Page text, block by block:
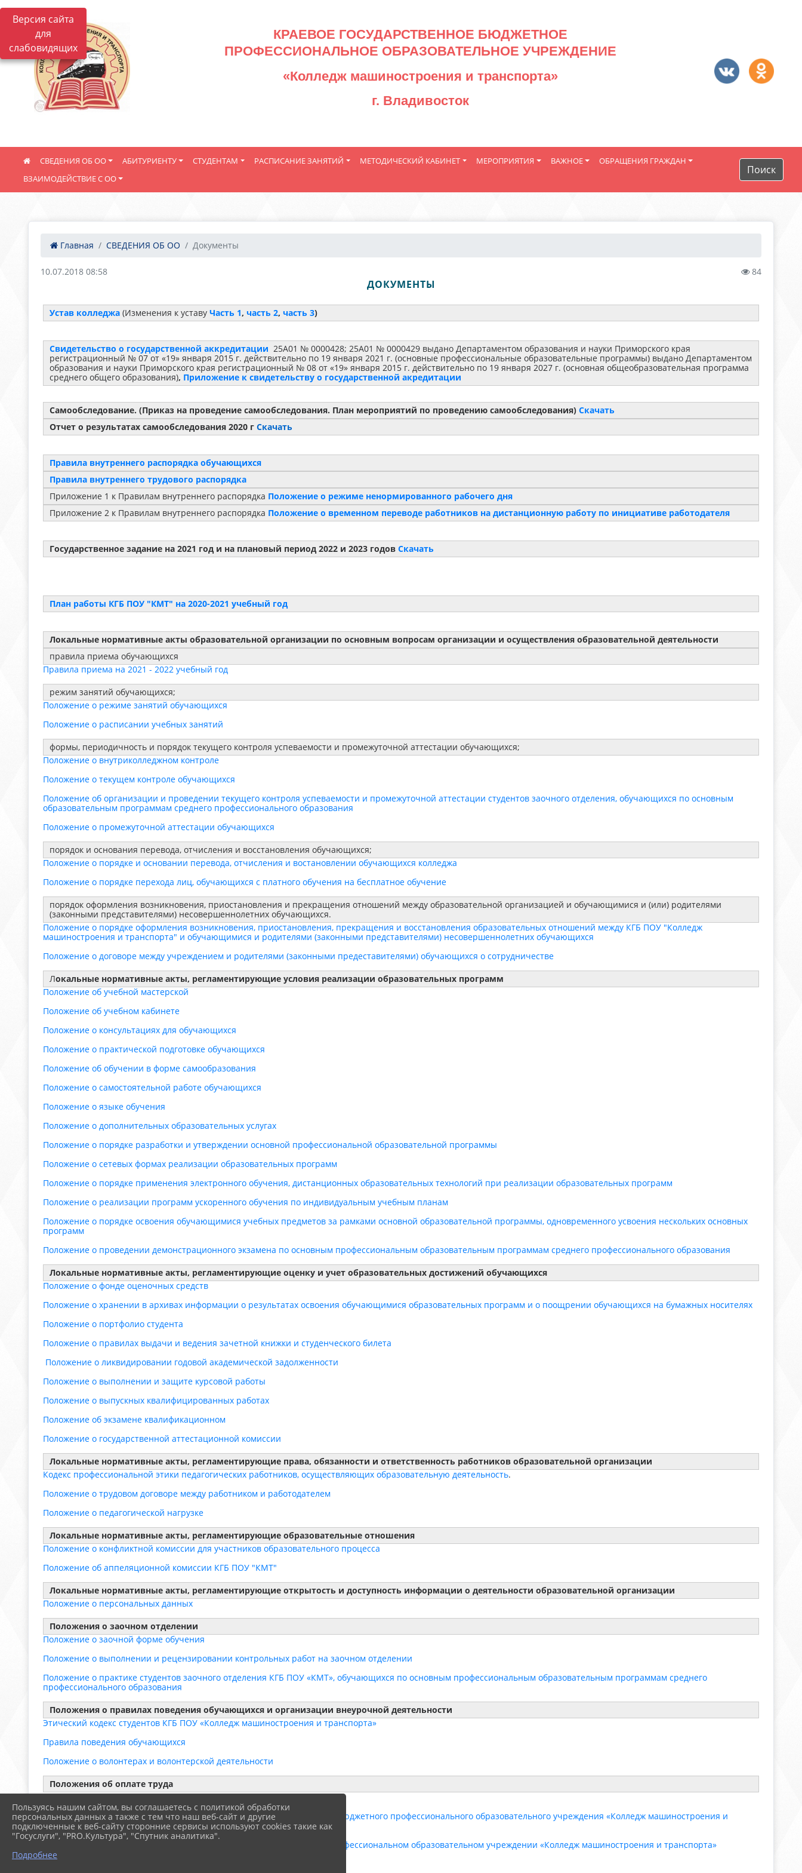
Версия сайта
для
слабовидящих
КРАЕВОЕ ГОСУДАРСТВЕННОЕ БЮДЖЕТНОЕ
ПРОФЕССИОНАЛЬНОЕ ОБРАЗОВАТЕЛЬНОЕ УЧРЕЖДЕНИЕ
«Колледж машиностроения и транспорта»
г. Владивосток
СВЕДЕНИЯ ОБ ОО АБИТУРИЕНТУ СТУДЕНТАМ РАСПИСАНИЕ ЗАНЯТИЙ МЕТОДИЧЕСКИЙ КАБИНЕТ МЕРОПРИЯТИЯ ВАЖНОЕ
ОБРАЩЕНИЯ ГРАЖДАН
ВЗАИМОДЕЙСТВИЕ С ОО
Поиск
Главная СВЕДЕНИЯ ОБ ОО Документы
10.07.2018 08:58 84
ДОКУМЕНТЫ
Устав колледжа (Изменения к уставу Часть 1, часть 2, часть 3)
Свидетельство о государственной аккредитации 25А01 № 0000428; 25А01 № 0000429 выдано Департаментом образования и науки Приморского края
регистрационный № 07 от «19» января 2015 г. действительно по 19 января 2021 г. (основные профессиональные образовательные программы) выдано Департаментом
образования и науки Приморского края регистрационный № 08 от «19» января 2015 г. действительно по 19 января 2027 г. (основная общеобразовательная программа
среднего общего образования), Приложение к свидетельству о государственной акредитации
Самообследование. (Приказ на проведение самообследования. План мероприятий по проведению самообследования) Скачать
Отчет о результатах самообследования 2020 г Скачать
Правила внутреннего распорядка обучающихся
Правила внутреннего трудового распорядка
Приложение 1 к Правилам внутреннего распорядка Положение о режиме ненормированного рабочего дня
Приложение 2 к Правилам внутреннего распорядка Положение о временном переводе работников на дистанционную работу по инициативе работодателя
Государственное задание на 2021 год и на плановый период 2022 и 2023 годов Скачать
План работы КГБ ПОУ "КМТ" на 2020-2021 учебный год
Локальные нормативные акты образовательной организации по основным вопросам организации и осуществления образовательной деятельности
правила приема обучающихся
Правила приема на 2021 - 2022 учебный год
режим занятий обучающихся;
Положение о режиме занятий обучающихся
Положение о расписании учебных занятий
формы, периодичность и порядок текущего контроля успеваемости и промежуточной аттестации обучающихся;
Положение о внутриколледжном контроле
Положение о текущем контроле обучающихся
Положение об организации и проведении текущего контроля успеваемости и промежуточной аттестации студентов заочного отделения, обучающихся по основным
образовательным программам среднего профессионального образования
Положение о промежуточной аттестации обучающихся
порядок и основания перевода, отчисления и восстановления обучающихся;
Положение о порядке и основании перевода, отчисления и востановлении обучающихся колледжа
Положение о порядке перехода лиц, обучающихся с платного обучения на бесплатное обучение
порядок оформления возникновения, приостановления и прекращения отношений между образовательной организацией и обучающимися и (или) родителями
(законными представителями) несовершеннолетних обучающихся.
Положение о порядке оформления возникновения, приостановления, прекращения и восстановления образовательных отношений между КГБ ПОУ "Колледж
машиностроения и транспорта" и обучающимися и родителями (законными представителями) несовершеннолетних обучающихся
Положение о договоре между учреждением и родителями (законными предеставителями) обучающихся о сотрудничестве
Локальные нормативные акты, регламентирующие условия реализации образовательных программ
Положение об учебной мастерской
Положение об учебном кабинете
Положение о консультациях для обучающихся
Положение о практической подготовке обучающихся
Положение об обучении в форме самообразования
Положение о самостоятельной работе обучающихся
Положение о языке обучения
Положение о дополнительных образовательных услугах
Положение о порядке разработки и утверждении основной профессиональной образовательной программы
Положение о сетевых формах реализации образовательных программ
Положение о порядке применения электронного обучения, дистанционных образовательных технологий при реализации образовательных программ
Положение о реализации программ ускоренного обучения по индивидуальным учебным планам
Положение о порядке освоения обучающимися учебных предметов за рамками основной образовательной программы, одновременного усвоения нескольких основных
программ
Положение о проведении демонстрационного экзамена по основным профессиональным образовательным программам среднего профессионального образования
Локальные нормативные акты, регламентирующие оценку и учет образовательных достижений обучающихся
Положение о фонде оценочных средств
Положение о хранении в архивах информации о результатах освоения обучающимися образовательных программ и о поощрении обучающихся на бумажных носителях
Положение о портфолио студента
Положение о правилах выдачи и ведения зачетной книжки и студенческого билета
Положение о ликвидировании годовой академической задолженности
Положение о выполнении и защите курсовой работы
Положение о выпускных квалифицированных работах
Положение об экзамене квалификационном
Положение о государственной аттестационной комиссии
Локальные нормативные акты, регламентирующие права, обязанности и ответственность работников образовательной организации
Кодекс профессиональной этики педагогических работников, осуществляющих образовательную деятельность.
Положение о трудовом договоре между работником и работодателем
Положение о педагогической нагрузке
Локальные нормативные акты, регламентирующие образовательные отношения
Положение о конфликтной комиссии для участников образовательного процесса
Положение об аппеляционной комиссии КГБ ПОУ "КМТ"
Локальные нормативные акты, регламентирующие открытость и доступность информации о деятельности образовательной организации
Положение о персональных данных
Положения о заочном отделении
Положение о заочной форме обучения
Положение о выполнении и рецензировании контрольных работ на заочном отделении
Положение о практике студентов заочного отделения КГБ ПОУ «КМТ», обучающихся по основным профессиональным образовательным программам среднего
профессионального образования
Положения о правилах поведения обучающихся и организации внеурочной деятельности
Этический кодекс студентов КГБ ПОУ «Колледж машиностроения и транспорта»
Правила поведения обучающихся
Положение о волонтерах и волонтерской деятельности
Положения об оплате труда
Положение о стимулирующих выплатах работникам КГБ ПОУ «КМТ»
Положение о внебюджетной деятельности краевого государственного бюджетного профессионального образовательного учреждения «Колледж машиностроения и
транспорта»
Положение об оплате труда в краевом государственном бюджетном профессиональном образовательном учреждении «Колледж машиностроения и транспорта»
Пользуясь нашим сайтом, вы соглашаетесь с политикой обработки
персональных данных а также с тем что наш веб-сайт и другие
подключенные к веб-сайту сторонние сервисы используют cookies такие как
"Госуслуги", "PRO.Культура", "Спутник аналитика".
Подробнее